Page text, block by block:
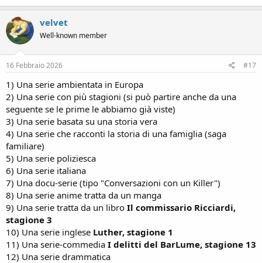
velvet
Well-known member
16 Febbraio 2026 #17
1) Una serie ambientata in Europa
2) Una serie con più stagioni (si può partire anche da una
seguente se le prime le abbiamo già viste)
3) Una serie basata su una storia vera
4) Una serie che racconti la storia di una famiglia (saga
familiare)
5) Una serie poliziesca
6) Una serie italiana
7) Una docu-serie (tipo "Conversazioni con un Killer")
8) Una serie anime tratta da un manga
9) Una serie tratta da un libro Il commissario Ricciardi,
stagione 3
10) Una serie inglese Luther, stagione 1
11) Una serie-commedia I delitti del BarLume, stagione 13
12) Una serie drammatica